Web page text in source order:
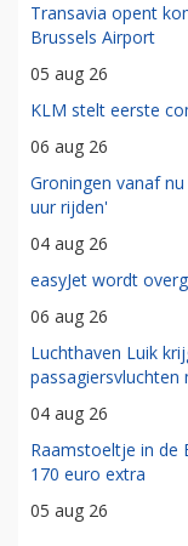
Transavia opent
Brussels Airport
05 aug 26
KLM stelt eerste
06 aug 26
Groningen vanaf
uur rijden'
04 aug 26
easyJet wordt
06 aug 26
Luchthaven Luik
04 aug 26
Raamstoeltje in de
170 euro extra
05 aug 26